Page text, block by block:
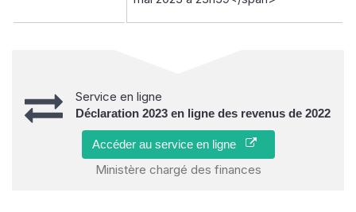
Service en ligne
Déclaration 2023 en ligne des revenus de 2022
Accéder au service en ligne
Ministère chargé des finances